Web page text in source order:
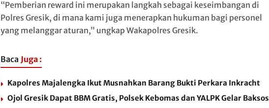
“Pemberian reward ini merupakan langkah sebagai keseimbangan di
Polres Gresik, di mana kami juga menerapkan hukuman bagi personel
yang melanggar aturan,” ungkap Wakapolres Gresik.
Baca Juga :
Kapolres Majalengka Ikut Musnahkan Barang Bukti Perkara Inkracht
Ojol Gresik Dapat BBM Gratis, Polsek Kebomas dan YALPK Gelar Baksos